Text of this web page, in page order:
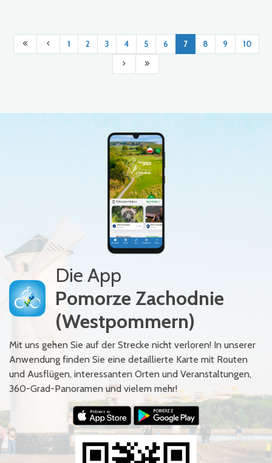
1 2 3 4 5 6 7 8 9 10
Die App
Pomorze Zachodnie
(Westpommern)
Mit uns gehen Sie auf der Strecke nicht verloren! In unserer
Anwendung finden Sie eine detaillierte Karte mit Routen
und Ausflügen, interessanten Orten und Veranstaltungen,
360-Grad-Panoramen und vielem mehr!